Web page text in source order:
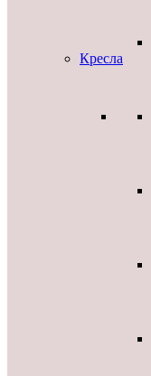
Кресла